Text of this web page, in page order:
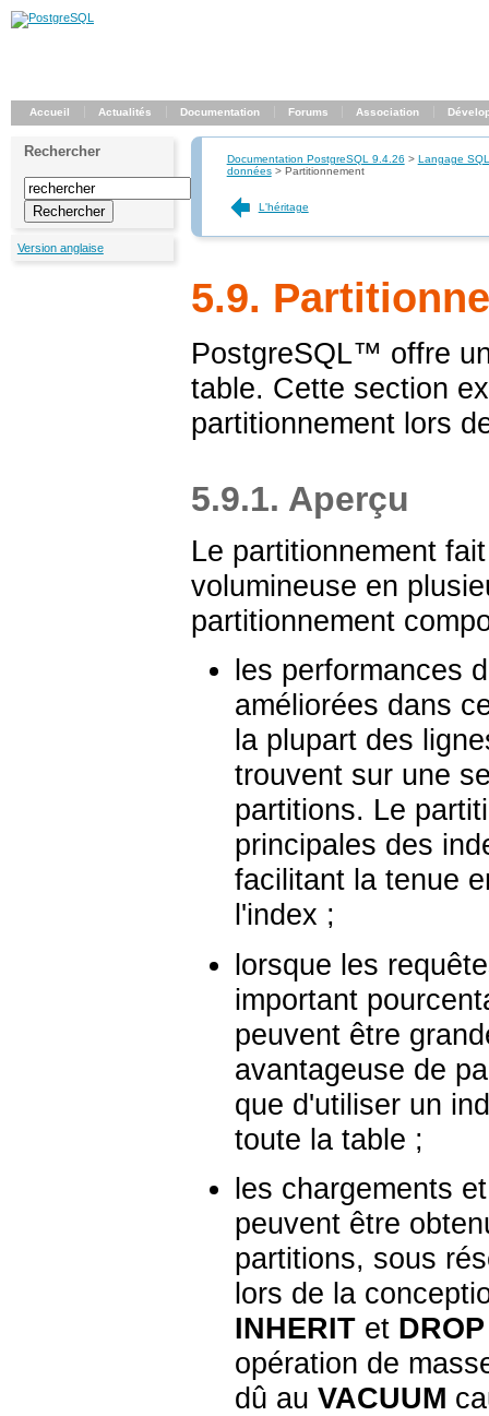
Accueil Actualités Documentation Forums Association
Rechercher
Version anglaise
Documentation PostgreSQL 9.4.26 > Langage SQL
données> Partitionnement
L'héritage
5.9.
PostgreSQL™ offre
table. Cette section
partitionnement lors
5.9.1. Aperçu
Le partitionnement
volumineuse en
partitionnement
les performances
améliorées dans
la plupart des
trouvent sur une
partitions. Le
principales des
facilitant la tenue
l'index ;
lorsque les
important
peuvent être
avantageuse de
que d'utiliser un
toute la table ;
les chargements
peuvent être
partitions, sous
lors de la
INHERIT et
opération de
dû au VACUUM